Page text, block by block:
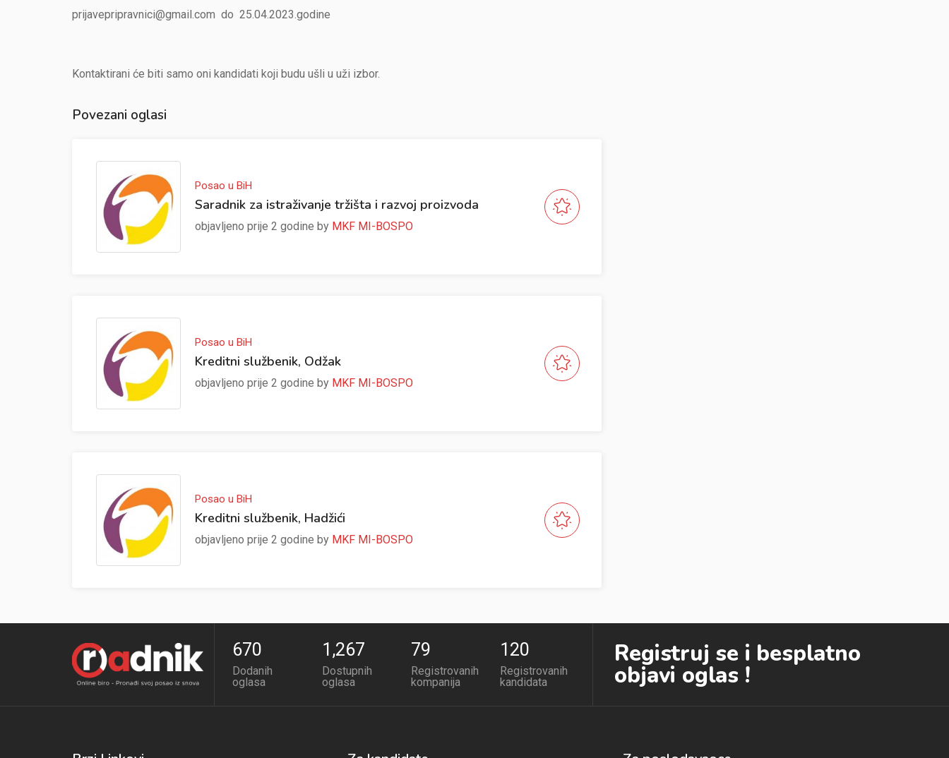
prijavepripravnici@gmail.com do 25.04.2023.godine
Kontaktirani će biti samo oni kandidati koji budu ušli u uži izbor.
Povezani oglasi
Posao u BiH
Saradnik za istraživanje tržišta i razvoj proizvoda
objavljeno prije 2 godine by MKF MI-BOSPO
Posao u BiH
Kreditni službenik, Odžak
objavljeno prije 2 godine by MKF MI-BOSPO
Posao u BiH
Kreditni službenik, Hadžići
objavljeno prije 2 godine by MKF MI-BOSPO
670
Dodanih
oglasa
1,267
Dostupnih
oglasa
79
Registrovanih
kompanija
120
Registrovanih
kandidata
Registruj se i besplatno
objavi oglas !